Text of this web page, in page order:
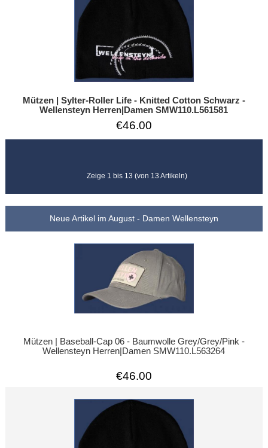
Mützen | Sylter-Roller Life - Knitted Cotton Schwarz -
Wellensteyn Herren|Damen SMW110.L561581
€46.00
Zeige 1 bis 13 (von 13 Artikeln)
Neue Artikel im August - Damen Wellensteyn
Mützen | Baseball-Cap 06 - Baumwolle Grey/Grey/Pink -
Wellensteyn Herren|Damen SMW110.L563264
€46.00